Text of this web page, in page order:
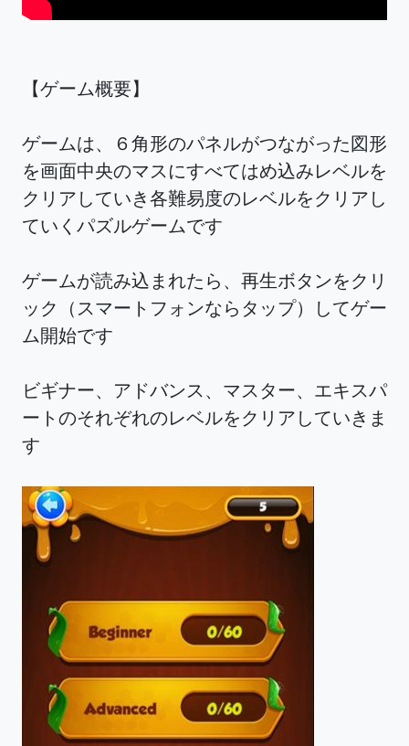
【ゲーム概要】
ゲームは、６角形のパネルがつながった図形
を画面中央のマスにすべてはめ込みレベルを
クリアしていき各難易度のレベルをクリアし
ていくパズルゲームです
ゲームが読み込まれたら、再生ボタンをクリ
ック（スマートフォンならタップ）してゲー
ム開始です
ビギナー、アドバンス、マスター、エキスパ
ートのそれぞれのレベルをクリアしていきま
す